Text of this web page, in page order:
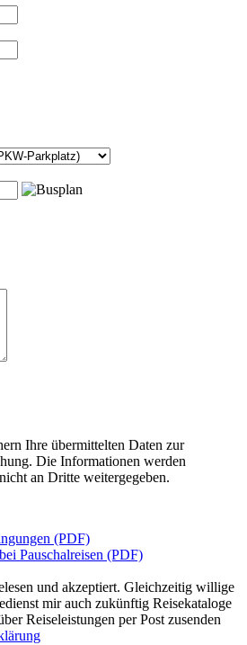
Ihre übermittelten Daten zur
Die Informationen werden
an Dritte weitergegeben.
(PDF)
Pauschalreisen (PDF)
und akzeptiert. Gleichzeitig willige
mir auch zukünftig Reisekataloge
Reiseleistungen per Post zusenden